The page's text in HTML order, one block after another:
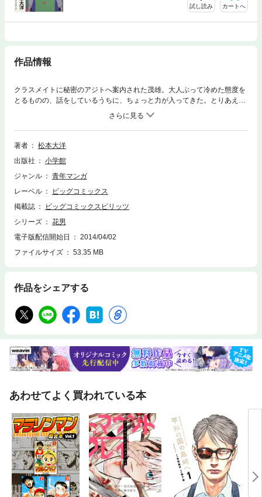
試し読み カートへ
作品情報
クラスメイトに秘密のアジトへ案内された茂雄。大人ぶって冷めた態度を
とるものの、話をしているうちに、ちょっと力が入ってきた。とりあえず
「街の平和を守るため」、探偵団が作った第1目標は、口の悪い駄菓子屋
のババアだ。ババア成敗にでかけた茂雄は、そこで花男の昔話を聞かされ
る。
著者
松本大洋
出版社
小学館
ジャンル
青年マンガ
レーベル
ビッグコミックス
掲載誌
ビッグコミックスピリッツ
シリーズ
花男
電子版配信開始日
2014/04/02
ファイルサイズ
53.35 MB
作品をシェアする
あわせてよく買われている本